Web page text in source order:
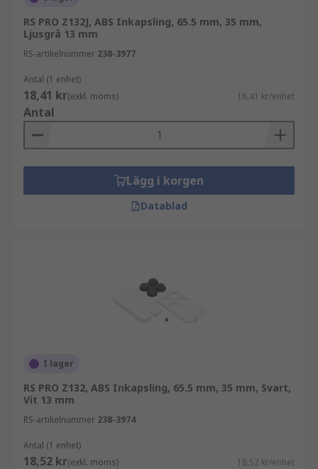
RS PRO Z132J, ABS Inkapsling, 65.5 mm, 35 mm,
Ljusgrå 13 mm
RS-artikelnummer 238-3977
Antal (1 enhet)
18,41 kr(exkl. moms) 18,41 kr/enhet
Antal
Lägg i korgen
Datablad
I lager
RS PRO Z132, ABS Inkapsling, 65.5 mm, 35 mm, Svart,
Vit 13 mm
RS-artikelnummer 238-3974
Antal (1 enhet)
18,52 kr(exkl. moms) 18,52 kr/enhet